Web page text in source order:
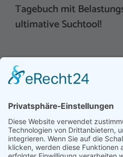
Tagebuch mit
ultimative Suchtool!
Hinweis an unsere Leser: Wir
Informationsseiten. Die
links zu Amazon, in diesem
von Partnern eine Provision,
kommt. Für Sie ändert sich